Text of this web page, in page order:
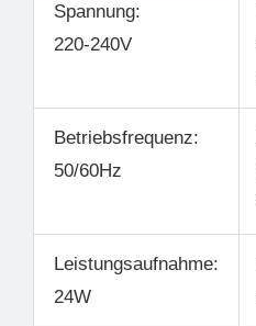
Spannung:
220-240V
Betriebsfrequenz:
50/60Hz
Leistungsaufnahme:
24W